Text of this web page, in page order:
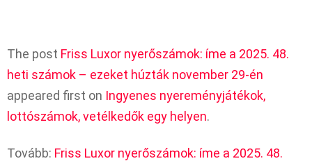
The post Friss Luxor nyerőszámok: íme a 2025. 48.
heti számok – ezeket húzták november 29-én
appeared first on Ingyenes nyereményjátékok,
lottószámok, vetélkedők egy helyen.
Tovább: Friss Luxor nyerőszámok: íme a 2025. 48.